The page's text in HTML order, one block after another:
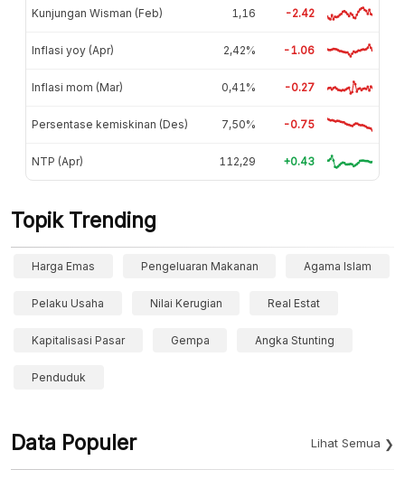
Kunjungan Wisman (Feb) 1,16 -2.42
Inflasi yoy (Apr) 2,42% -1.06
Inflasi mom (Mar) 0,41% -0.27
Persentase kemiskinan (Des) 7,50% -0.75
NTP (Apr) 112,29 +0.43
Topik Trending
Harga Emas Pengeluaran Makanan Agama Islam
Pelaku Usaha Nilai Kerugian Real Estat
Kapitalisasi Pasar Gempa Angka Stunting
Penduduk
Data Populer Lihat Semua